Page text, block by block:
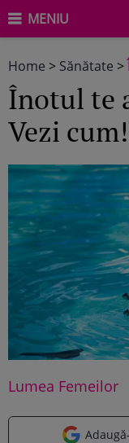
MENIU
Home > Sănătate >
Înotul te
Vezi cum!
Lumea Femeilor